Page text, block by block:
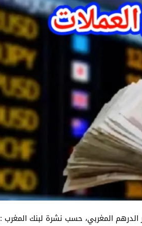
المغربي، حسب نشرة لبنك المغرب :